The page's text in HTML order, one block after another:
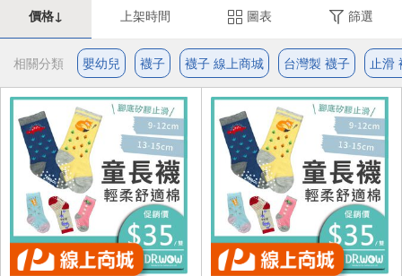
價格↓ 上架時間 圖表 篩選
相關分類 嬰幼兒 襪子 襪子 線上商城 台灣製 襪子 止滑